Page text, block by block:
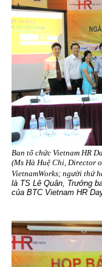
Ban tổ chức Vietnam HR
(Ms Hà Huệ Chi, Director
VietnamWorks; người thứ
là TS Lê Quân, Trưởng
của BTC Vietnam HR